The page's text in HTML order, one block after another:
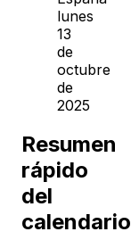
lunes
13
de
octubre
de
2025
Resumen
rápido
del
calendario